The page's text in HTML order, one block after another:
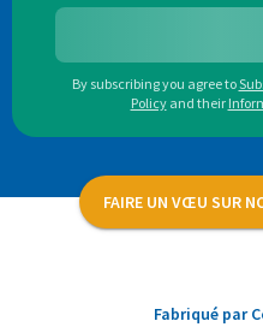
By subscribing you agree to
Policy and their
FAIRE UN VŒU SUR
Fabriqué par